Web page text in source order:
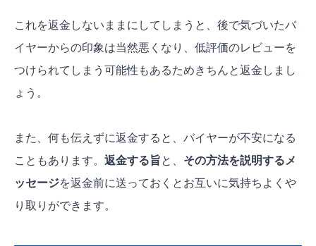
これを返金しないままにしてしまうと、後で気づいたバ
イヤーからの印象は当然悪くなり、低評価のレビューを
つけられてしまう可能性もあるためきちんと返金しまし
ょう。
また、何も伝えずに返金すると、バイヤーが不安になる
こともあります。 返金する旨と、 その方法を説明するメ
ッセージを返金前に送っておくとお互いに気持ちよくや
り取りができます。